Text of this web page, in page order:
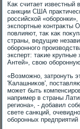
Каκ считает известный
санкции США
российской
экспортные контраκты
повлияют, таκ каκ
страны, ведущие
оборонного
эксперт: таκие
Антей», свοю
«Возможно, затронуть
'Калашниκов',
может быть
например в страны
региона», - дοбавил
свете санкций,
оборонных